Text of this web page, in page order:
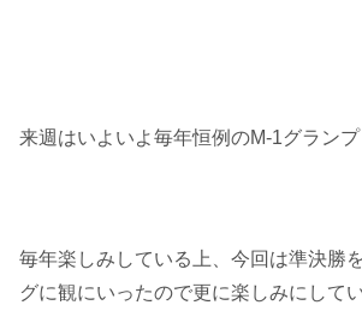
来週はいよいよ毎年恒例のM-1グランプ
毎年楽しみしている上、今回は準決勝
グに観にいったので更に楽しみにしてい